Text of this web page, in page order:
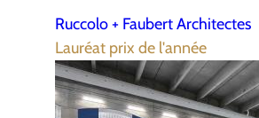
Ruccolo + Faubert Architectes
Lauréat prix de l'année